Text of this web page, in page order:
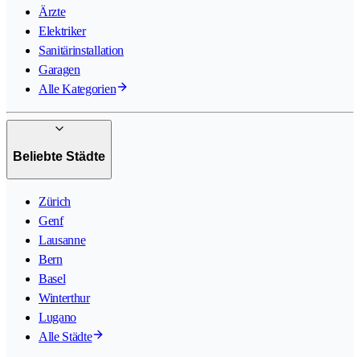
Ärzte
Elektriker
Sanitärinstallation
Garagen
Alle Kategorien
Beliebte Städte
Zürich
Genf
Lausanne
Bern
Basel
Winterthur
Lugano
Alle Städte